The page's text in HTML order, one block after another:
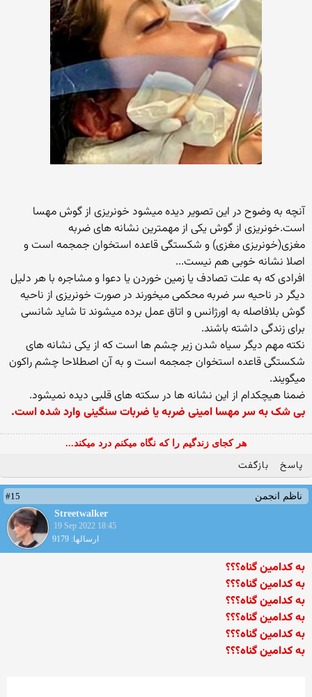
آنچه به وضوح در این تصویر دیده میشود خونریزی از گوش مهسا
است.خونریزی از گوش یکی از مهمترین نشانه های ضربه
مغزی(خونریزی مغزی) و شکستگی قاعده استخوان جمجمه است و
اصلا نشانه خوبی هم نیست...
افرادی که به علت تصادف یا زمین خوردن یا دعوا و مشاجره با هر دلیل
دیگر در ناحیه سر ضربه محکمی میخورند در صورت خونریزی از ناحیه
گوش بلافاصله به اورژانس و اتاق عمل برده میشوند تا شاید شانسی
برای زندگی داشته باشند.
نکته مهم دیگر سیاه شدن زیر چشم ها است که از یکی نشانه های
شکستگی قاعده استخوان جمجمه است و به آن اصطلاحا چشم راکون
میگویند.
ضمنا هیچکدام از این نشانه ها در سکته های قلبی دیده نمیشود.
بی شک به سر مهسا امینی ضربه یا ضربات سنگینی وارد شده است.
هر کجای زندگیم را که نگاه میکنم درد میکند...
پاسخ بازگفت
ناظم انجمن
#15
Streetwalker
19 Sep 2022 18:45
ارسالها: 9179
به کدامین گناه؟؟؟
به کدامین گناه؟؟؟
به کدامین گناه؟؟؟
به کدامین گناه؟؟؟
به کدامین گناه؟؟؟
به کدامین گناه؟؟؟